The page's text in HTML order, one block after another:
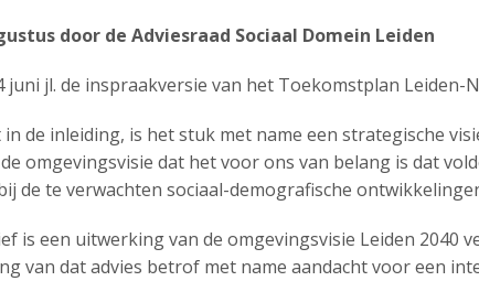
door de Adviesraad Sociaal Domein Leiden
juni jl. de inspraakversie van het Toekomstplan
de inleiding, is het stuk met name een strategische
omgevingsvisie dat het voor ons van belang is dat
de te verwachten sociaal-demografische
is een uitwerking van de omgevingsvisie Leiden 2040
van dat advies betrof met name aandacht voor een